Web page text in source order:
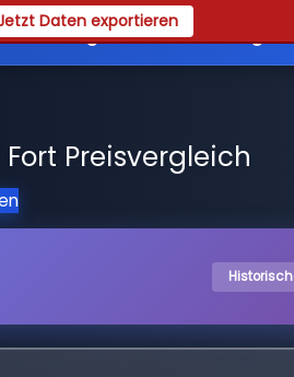
Daten exportieren
Registrieren
Fort Preisvergleich